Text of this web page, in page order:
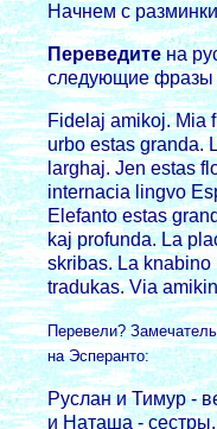
Начнем с
Переведитена
следующие фразы
Fidelaj amikoj. Mia
urbo estas granda.
larghaj. Jen estas
internacia lingvo
Elefanto estas
kaj profunda. La
skribas. La
tradukas. Via
Перевели?
на Эспеpанто:
Руслан и Тимуp -
и Наташа -